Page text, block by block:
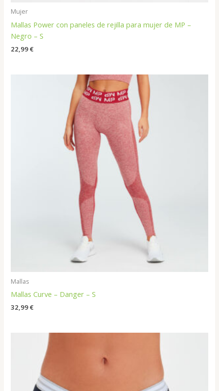
Mujer
Mallas Power con paneles de rejilla para mujer de MP –
Negro – S
22,99€
Mallas
Mallas Curve – Danger – S
32,99€